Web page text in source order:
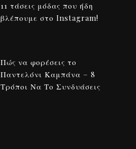
11 τάσεις μόδας που ήδη
βλέπουμε στο Instagram!
Πώς να φορέσεις το
Παντελόνι Καμπάνα – 8
Τρόποι Να Το Συνδυάσεις